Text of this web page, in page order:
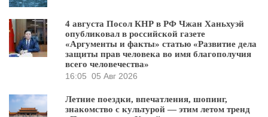
4 августа Посол КНР в РФ Чжан Ханьхуэй
опубликовал в российской газете
«Аргументы и факты» статью «Развитие дела
защиты прав человека во имя благополучия
всего человечества»
16:05 05 Авг 2026
Летние поездки, впечатления, шопинг,
знакомство с культурой — этим летом тренд